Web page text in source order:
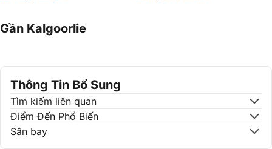
Gần Kalgoorlie
Thông Tin Bổ Sung
Tìm kiếm liên quan
Điểm Đến Phổ Biến
Sân bay